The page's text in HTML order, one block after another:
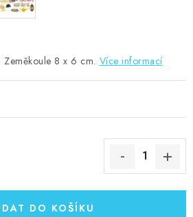
8 x 6 cm. Více informací
DO KOŠÍKU